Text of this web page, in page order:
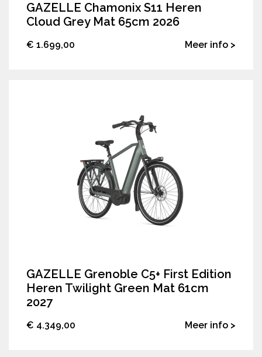
GAZELLE Chamonix S11 Heren
Cloud Grey Mat 65cm 2026
€ 1.699,00 Meer info >
GAZELLE Grenoble C5+ First Edition
Heren Twilight Green Mat 61cm
2027
€ 4.349,00 Meer info >